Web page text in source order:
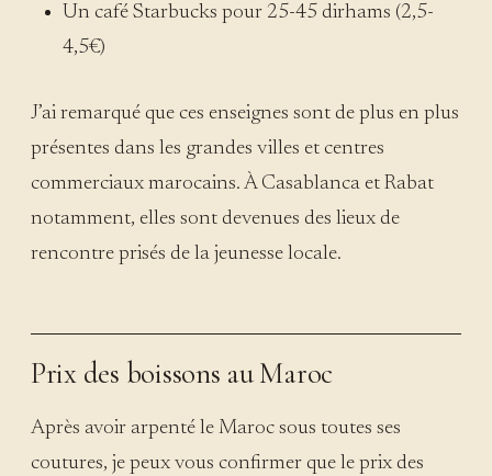
Un café Starbucks pour 25-45 dirhams (2,5-
4,5€)
J’ai remarqué que ces enseignes sont de plus en plus
présentes dans les grandes villes et centres
commerciaux marocains. À Casablanca et Rabat
notamment, elles sont devenues des lieux de
rencontre prisés de la jeunesse locale.
Prix des boissons au Maroc
Après avoir arpenté le Maroc sous toutes ses
coutures, je peux vous confirmer que le prix des